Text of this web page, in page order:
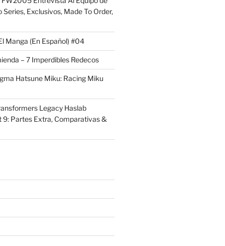
Series, Exclusivos, Made To Order,
Manga (En Español) #04
– 7 Imperdibles Redecos
Hatsune Miku: Racing Miku
Legacy Haslab
9: Partes Extra, Comparativas &